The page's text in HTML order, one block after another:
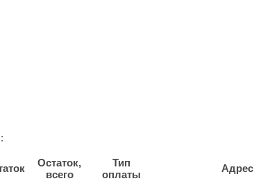
Остаток,
всего
Тип
оплаты
Адрес